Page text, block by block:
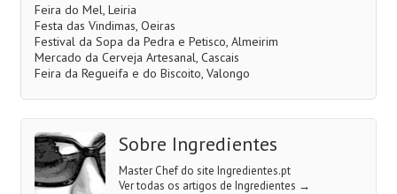
Feira do Mel, Leiria
Festa das Vindimas, Oeiras
Festival da Sopa da Pedra e Petisco, Almeirim
Mercado da Cerveja Artesanal, Cascais
Feira da Regueifa e do Biscoito, Valongo
Sobre Ingredientes
Master Chef do site Ingredientes.pt
Ver todas os artigos de Ingredientes →